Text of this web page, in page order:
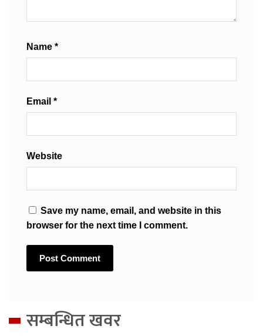
Name *
Email *
Website
Save my name, email, and website in this
browser for the next time I comment.
सम्बन्धित खवर